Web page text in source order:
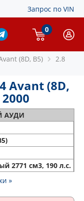
Запрос по VIN
0
(8D, B5)
2.8
Avant (8D,
АУДИ
2771 см3, 190 л.с.
»